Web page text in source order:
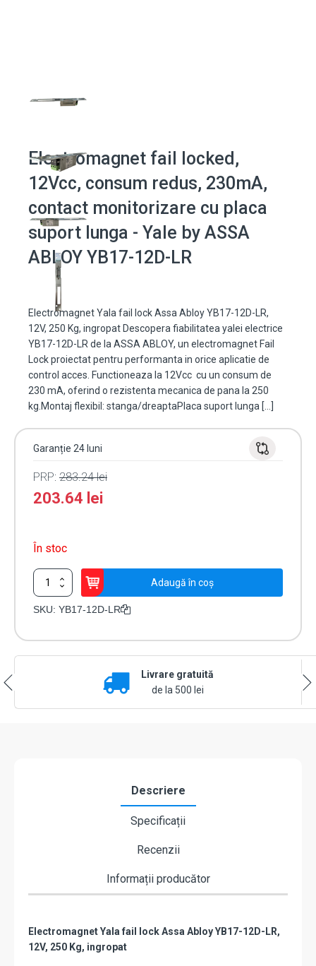
Electromagnet fail locked,
12Vcc, consum redus, 230mA,
contact monitorizare cu placa
suport lunga - Yale by ASSA
ABLOY YB17-12D-LR
Electromagnet Yala fail lock Assa Abloy YB17-12D-LR,
12V, 250 Kg, ingropat Descopera fiabilitatea yalei electrice
YB17-12D-LR de la ASSA ABLOY, un electromagnet Fail
Lock proiectat pentru performanta in orice aplicatie de
control acces. Functioneaza la 12Vcc cu un consum de
230 mA, oferind o rezistenta mecanica de pana la 250
kg.Montaj flexibil: stanga/dreaptaPlaca suport lunga […]
Garanție 24 luni
PRP: 283.24lei
203.64 lei
În stoc
Cantitate
Electromagnet
fail
Adaugă în coș
SKU: YB17-12D-LR
Livrare gratuită
de la 500 lei
Descriere
Specificații
Recenzii
Informații producător
Electromagnet Yala fail lock Assa Abloy YB17-12D-LR,
12V, 250 Kg, ingropat